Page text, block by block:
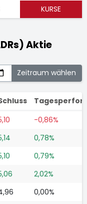
KURSE
Aktie
-0,86%
0,78%
0,79%
2,02%
0,00%